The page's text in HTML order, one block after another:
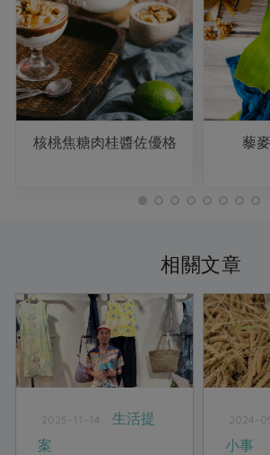
核桃焦糖肉桂醬佐優格 藜
相關文章
2025-11-14
生活提
案
2024-
小事